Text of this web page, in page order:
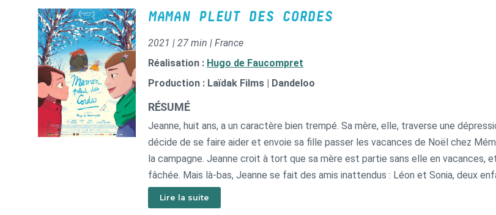
MAMAN PLEUT DES CORDES
2021 | 27 min | France
Réalisation : Hugo de Faucompret
Production : Laïdak Films | Dandeloo
RÉSUMÉ
Jeanne, huit ans, a un caractère bien trempé. Sa mère, elle, traverse une
décide de se faire aider et envoie sa fille passer les vacances de Noël chez
la campagne. Jeanne croit à tort que sa mère est partie sans elle en vacances,
fâchée. Mais là-bas, Jeanne se fait des amis inattendus : Léon et Sonia, deux
coin, et Cloclo, l’immense clodo qui vit dans la forêt.
Lire la suite